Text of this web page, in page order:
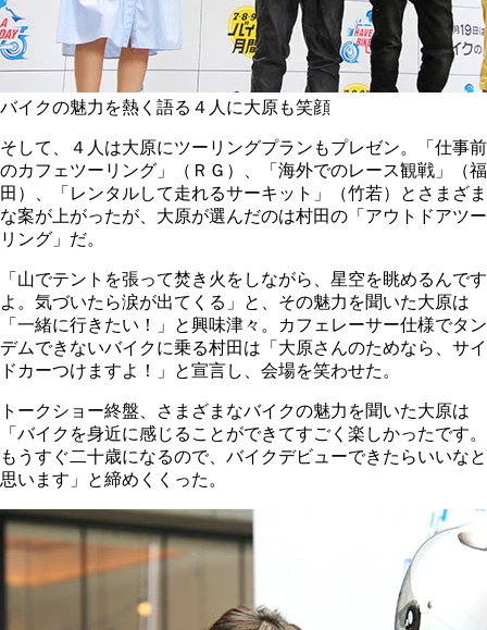
バイクの魅力を熱く語る４人に大原も笑顔
そして、４人は大原にツーリングプランもプレゼン。「仕事前
のカフェツーリング」（ＲＧ）、「海外でのレース観戦」（福
田）、「レンタルして走れるサーキット」（竹若）とさまざま
な案が上がったが、大原が選んだのは村田の「アウトドアツー
リング」だ。
「山でテントを張って焚き火をしながら、星空を眺めるんです
よ。気づいたら涙が出てくる」と、その魅力を聞いた大原は
「一緒に行きたい！」と興味津々。カフェレーサー仕様でタン
デムできないバイクに乗る村田は「大原さんのためなら、サイ
ドカーつけますよ！」と宣言し、会場を笑わせた。
トークショー終盤、さまざまなバイクの魅力を聞いた大原は
「バイクを身近に感じることができてすごく楽しかったです。
もうすぐ二十歳になるので、バイクデビューできたらいいなと
思います」と締めくくった。